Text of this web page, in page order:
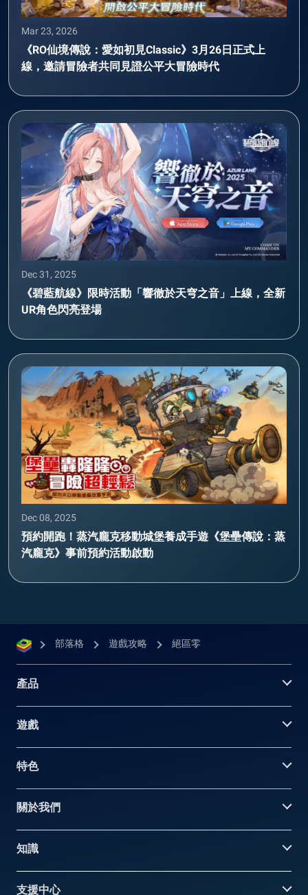
Mar 23, 2026
《RO仙境傳說：愛如初見Classic》3月26日正式上
線，邀請冒險者共同見證公平大冒險時代
Dec 31, 2025
《碧藍航線》限時活動「響徹於天穹之音」上線，全新
UR角色閃亮登場
Dec 08, 2025
預約開跑！蒸汽龐克移動城堡養成手遊《堡壘傳說：蒸
汽龐克》事前預約活動啟動
部落格 遊戲攻略 絕區零
產品
遊戲
特色
關於我們
知識
支援中心